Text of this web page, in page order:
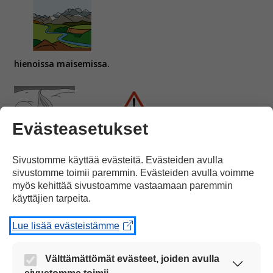
hienoissa maisemissa.
Talvella täytyy olla varovainen,
Evästeasetukset
Sivustomme käyttää evästeitä. Evästeiden avulla
sivustomme toimii paremmin. Evästeiden avulla voimme
myös kehittää sivustoamme vastaamaan paremmin
käyttäjien tarpeita.
Lue lisää evästeistämme
Välttämättömät evästeet, joiden avulla